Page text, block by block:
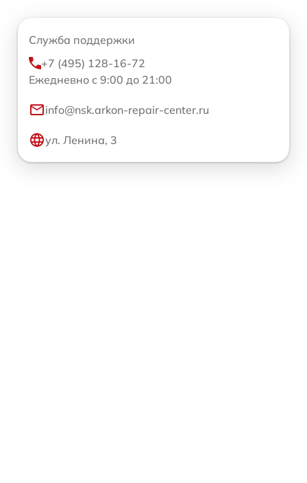
Служба поддержки
+7 (495) 128-16-72
Ежедневно с 9:00 до 21:00
info@nsk.arkon-repair-center.ru
ул. Ленина, 3